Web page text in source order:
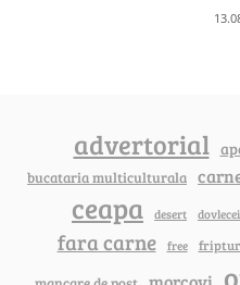
advertorial
bucataria multiculturala
ceapa desert dovlecei
fara carne free